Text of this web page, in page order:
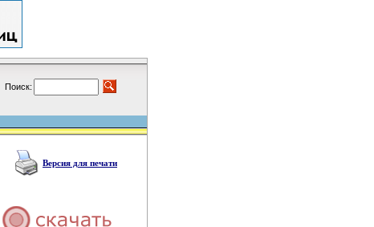
Поиск:
Версия для печати